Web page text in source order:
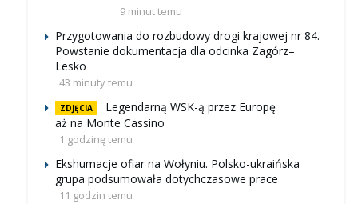
9 minut temu
Przygotowania do rozbudowy drogi krajowej nr 84.
Powstanie dokumentacja dla odcinka Zagórz–
Lesko
43 minuty temu
ZDJĘCIA
Legendarną WSK-ą przez Europę
aż na Monte Cassino
1 godzinę temu
Ekshumacje ofiar na Wołyniu. Polsko-ukraińska
grupa podsumowała dotychczasowe prace
11 godzin temu